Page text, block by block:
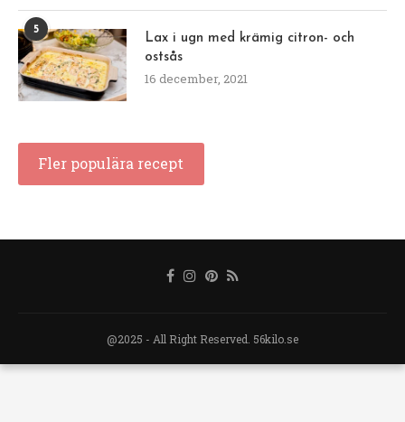
5
Lax i ugn med krämig citron- och
ostsås
16 december, 2021
Fler populära recept
@2025 - All Right Reserved. 56kilo.se